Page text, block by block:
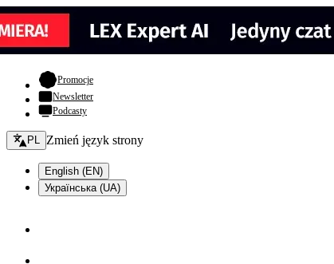
Promocje- otwiera się w nowej karcie
Newsletter
Podcasty
Zmień język - bieżący:
PL Zmień język strony
English (EN)
Українська (UA)